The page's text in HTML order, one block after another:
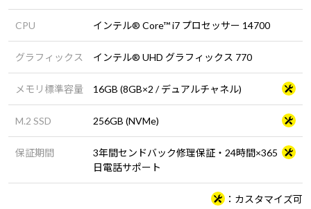
CPU インテル® Core™ i7 プロセッサー 14700
グラフィックス インテル® UHD グラフィックス 770
メモリ標準容量 16GB (8GB×2 / デュアルチャネル)
M.2 SSD 256GB (NVMe)
保証期間
3年間センドバック修理保証・24時間×365
日電話サポート
カスタマイズ可